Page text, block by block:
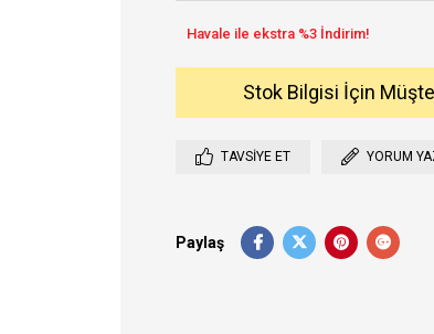
Stok Bilgisi İçin
TAVSIYE ET YORUM
Paylaş